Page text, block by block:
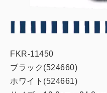
FKR-11450
ブラック(524660)
ホワイト(524661)